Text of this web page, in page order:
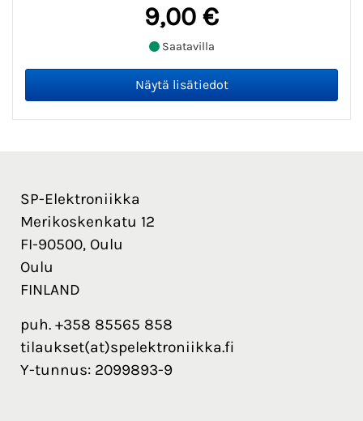
9,00 €
Saatavilla
SP-Elektroniikka
Merikoskenkatu 12
FI-90500, Oulu
Oulu
FINLAND
puh. +358 85565 858
tilaukset(at)spelektroniikka.fi
Y-tunnus: 2099893-9